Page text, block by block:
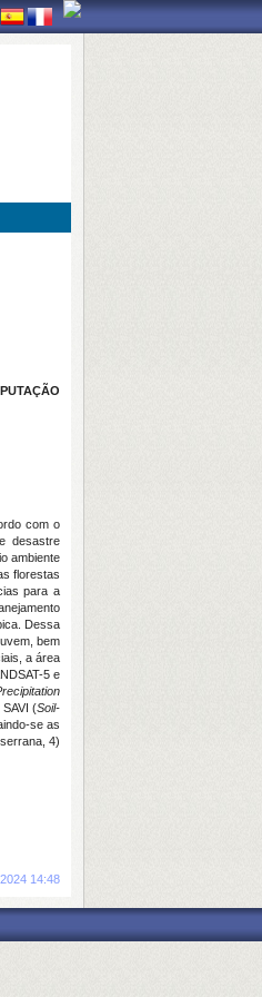
com o
desastre
ambiente
florestas
para a
Dessa
bem
a área
5 e
SAVI (Soil-
se as
4)
14:48